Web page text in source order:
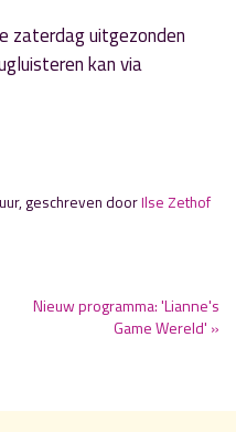
zaterdag uitgezonden
kan via
geschreven doorIlse Zethof
Nieuw programma: 'Lianne's
Game Wereld' »